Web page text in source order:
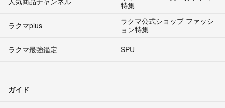
特集
ラクマplus
ラクマ公式ショップ ファッシ
ョン特集
ラクマ最強鑑定
SPU
ガイド